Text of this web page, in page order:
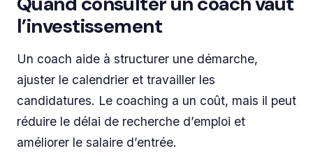
l’investissement
Un coach aide à structurer une démarche,
ajuster le calendrier et travailler les
candidatures. Le coaching a un coût, mais il peut
réduire le délai de recherche d’emploi et
améliorer le salaire d’entrée.